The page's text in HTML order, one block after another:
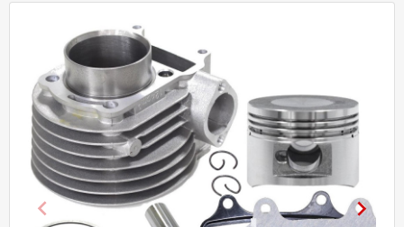
Poprzedni
keyboard_arrow_left keyboard_arrow_right